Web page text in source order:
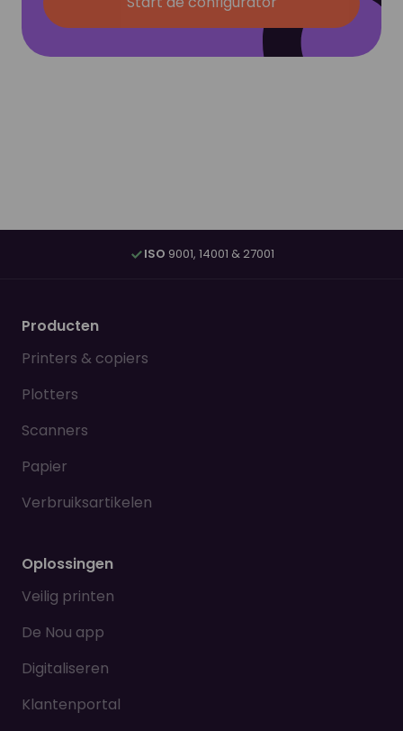
ISO 9001, 14001 & 27001
Producten
Printers & copiers
Plotters
Scanners
Papier
Verbruiksartikelen
Oplossingen
Veilig printen
De Nou app
Digitaliseren
Klantenportal